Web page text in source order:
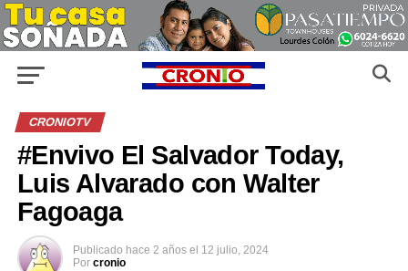
CRONIOTV
#Envivo El Salvador Today,
Luis Alvarado con Walter
Fagoaga
Publicado hace 2 años el 12 julio, 2024
Por cronio